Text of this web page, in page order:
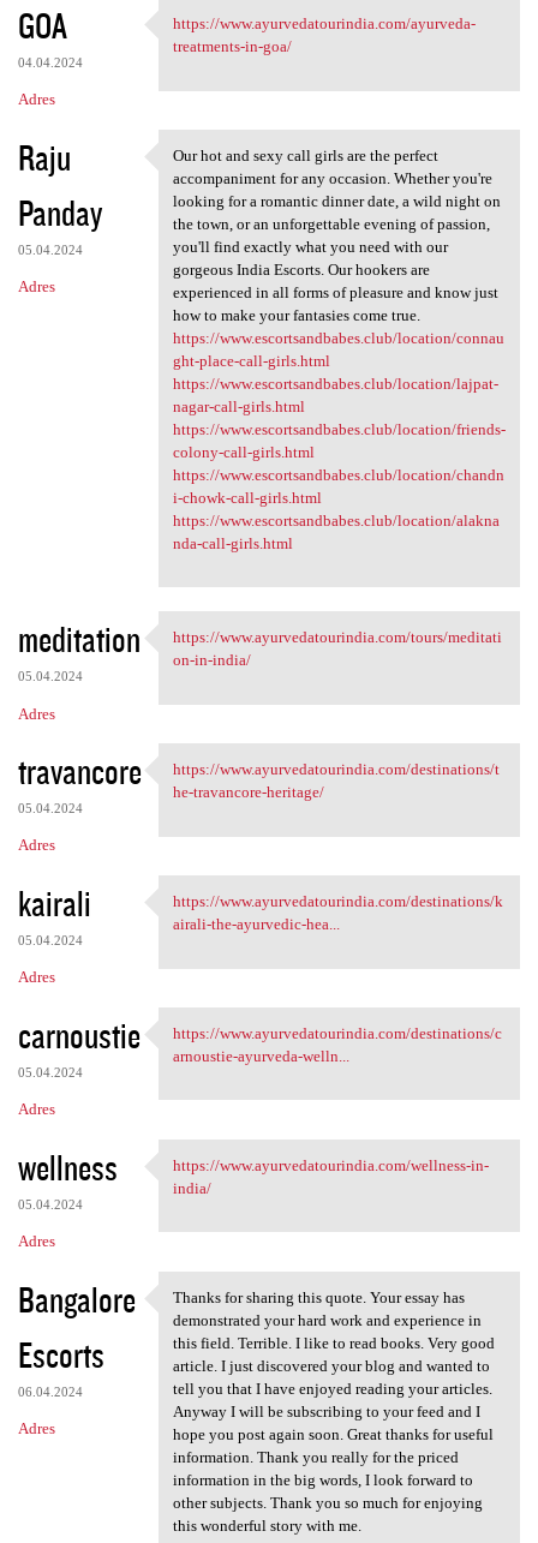
GOA
04.04.2024
Adres
https://www.ayurvedatourindia
https://www.ayurvedatourindia.com/ayurveda-
treatments-in-goa/
Raju
Panday
05.04.2024
Adres
Our hot and sexy call girls
Our hot and sexy call girls are the perfect
accompaniment for any occasion. Whether you're
looking for a romantic dinner date, a wild night on
the town, or an unforgettable evening of passion,
you'll find exactly what you need with our
gorgeous India Escorts. Our hookers are
experienced in all forms of pleasure and know just
how to make your fantasies come true.
https://www.escortsandbabes.club/location/connau
ght-place-call-girls.html
https://www.escortsandbabes.club/location/lajpat-
nagar-call-girls.html
https://www.escortsandbabes.club/location/friends-
colony-call-girls.html
https://www.escortsandbabes.club/location/chandn
i-chowk-call-girls.html
https://www.escortsandbabes.club/location/alakna
nda-call-girls.html
meditation
05.04.2024
Adres
https://www.ayurvedatourindia
https://www.ayurvedatourindia.com/tours/meditati
on-in-india/
travancore
05.04.2024
Adres
https://www.ayurvedatourindia
https://www.ayurvedatourindia.com/destinations/t
he-travancore-heritage/
kairali
05.04.2024
Adres
https://www.ayurvedatourindia
https://www.ayurvedatourindia.com/destinations/k
airali-the-ayurvedic-hea...
carnoustie
05.04.2024
Adres
https://www.ayurvedatourindia
https://www.ayurvedatourindia.com/destinations/c
arnoustie-ayurveda-welln...
wellness
05.04.2024
Adres
https://www.ayurvedatourindia
https://www.ayurvedatourindia.com/wellness-in-
india/
Bangalore
Escorts
06.04.2024
Adres
Thanks for sharing this quote
Thanks for sharing this quote. Your essay has
demonstrated your hard work and experience in
this field. Terrible. I like to read books. Very good
article. I just discovered your blog and wanted to
tell you that I have enjoyed reading your articles.
Anyway I will be subscribing to your feed and I
hope you post again soon. Great thanks for useful
information. Thank you really for the priced
information in the big words, I look forward to
other subjects. Thank you so much for enjoying
this wonderful story with me.